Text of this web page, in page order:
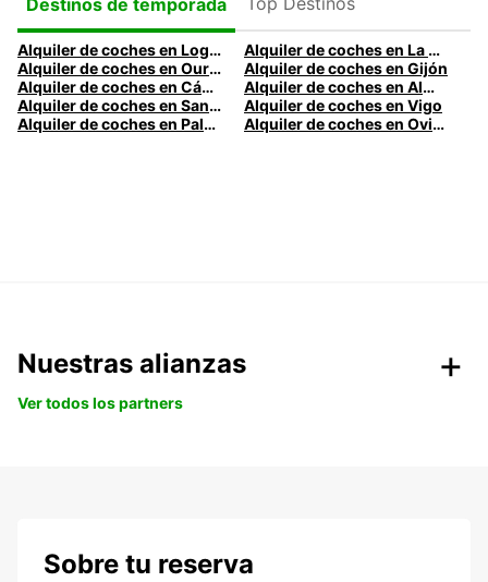
Alquiler de coches en Logroño
Alquiler de coches en La Coruña
Alquiler de coches en Ourense
Alquiler de coches en Gijón
Alquiler de coches en Cádiz
Alquiler de coches en Almería
Alquiler de coches en Santander
Alquiler de coches en Vigo
Alquiler de coches en Palma
Alquiler de coches en Oviedo
Nuestras alianzas
Ver todos los partners
Sobre tu reserva